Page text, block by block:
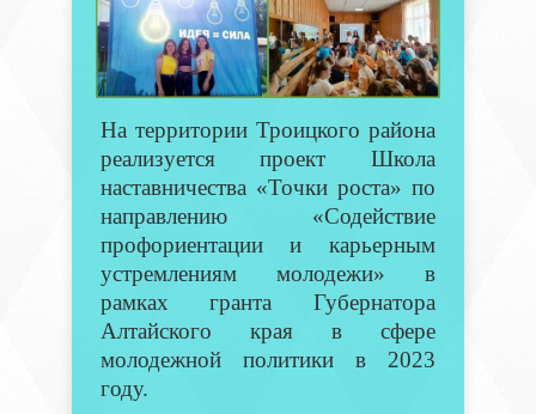
На территории Троицкого района
реализуется проект Школа
наставничества «Точки роста» по
направлению «Содействие
профориентации и карьерным
устремлениям молодежи» в
рамках гранта Губернатора
Алтайского края в сфере
молодежной политики в 2023
году.